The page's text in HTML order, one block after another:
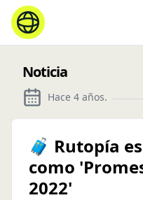
Noticia
Hace 4 años.
🧳 Rutopía
como
2022'